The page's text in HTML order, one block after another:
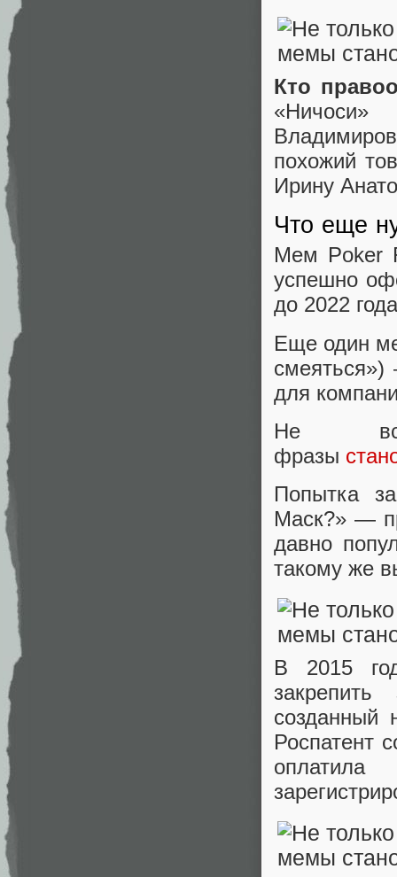
Кто
похожий
Ирину
Что еще
Мем Poker
успешно
до 2022
Еще один
смеяться»)
для
Не
фразы
Попытка
Маск?» —
давно
такому же
В 2015
созданный
Роспатент